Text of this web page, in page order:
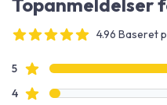
Topanmeldelser
4.96 Baseret
Anmeldelsesdata
5Stjerneanmeldelser
4Stjerneanmeldelser